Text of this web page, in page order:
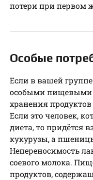
потери при первом
Особые
Если в вашей
особыми пищевыми
хранения
Если это человек,
диета, то придётся
кукурузы, а
Непереносимость
соевого молока.
продуктов,